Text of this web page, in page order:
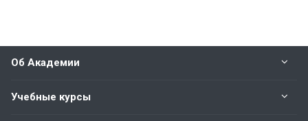
Об Академии
Учебные курсы